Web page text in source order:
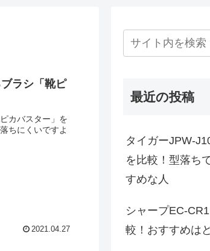
ラシ「靴ピ
カバスター」を
ちにくいですよ
2021.04.27
最近の投稿
タイガーJPW-
を比較！型落ち
すめな人
シャープEC-
較！おすすめは